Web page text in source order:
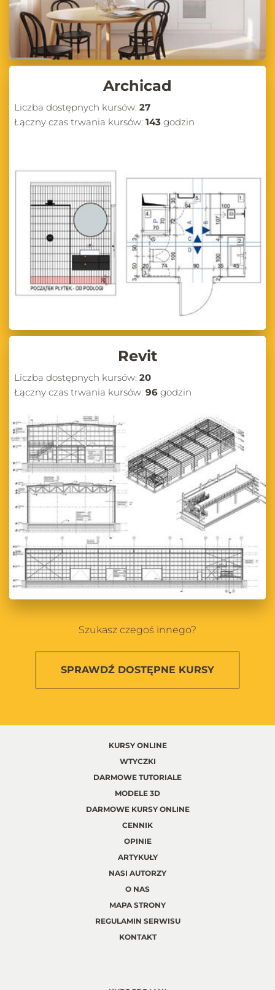
umiejętności w projektowaniu wnętrz z CG Wisdom!
Archicad
Liczba dostępnych kursów: 27
Łączny czas trwania kursów: 143 godzin
Revit
Liczba dostępnych kursów: 20
Łączny czas trwania kursów: 96 godzin
Szukasz czegoś innego?
SPRAWDŹ DOSTĘPNE KURSY
KURSY ONLINE
WTYCZKI
DARMOWE TUTORIALE
MODELE 3D
DARMOWE KURSY ONLINE
CENNIK
OPINIE
ARTYKUŁY
NASI AUTORZY
O NAS
MAPA STRONY
REGULAMIN SERWISU
KONTAKT